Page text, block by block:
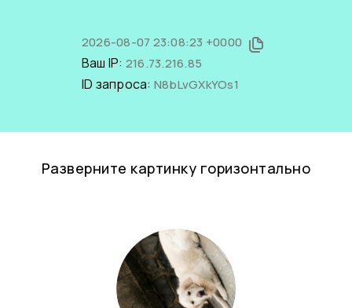
2026-08-07 23:08:23 +0000
Ваш IP: 216.73.216.85
ID запроса: N8bLvGXkYOs1
Разверните картинку горизонтально